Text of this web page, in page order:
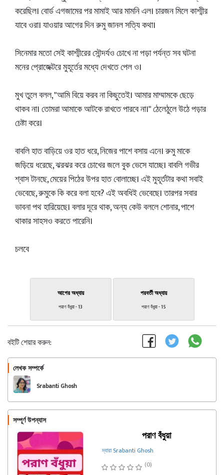
করেছিল। বোর্ড এগজামের পর মামাই আর মামনি এল। চারজন মিলে কাশ্মীর
যাবে ওরা। যাওয়ার আগের দিন রুমু জানল সত্যি কথা।
সিনেমার মতো সেই কাশ্মীরের সৌন্দর্যও চোখে না পড়া পর্যন্ত সব ঘটনা
মনের প্রোজেক্টরে মুহূর্তের মধ্যে দেখতে পেল ও।
মুখ তুলে বলল, "আমি বিয়ে করব না কিছুতেই। আমার মাম্মামকে ছেড়ে
থাকব না। তোমরা আমাকে আটকে রাখতে পারবে না।" ঠেলেঠুলে উঠে পড়ার
চেষ্টা করে।
বাবলি হাত বাড়িয়ে ওর হাত ধরে, নিজের পাশে বসায় এনে। রুমু মাকে
জড়িয়ে ধরেছে, ঝরঝর করে চোখের জলে বুক ভেসে যাচ্ছে। বাবলি গভীর
শ্বাস টানছে, মেয়ের পিঠের উপর হাত বোলাচ্ছে। এই মুহূর্তটার কথা সবাই
ভেবেছে, রুমুকে কি করে বলা হবে? এই অবধিই ভেবেছে। তারপর সবার
ভাবনা পথ হারিয়েছে। বলার দূরে থাক, অন্য কেউ বললে শোনার, পাশে
থাকার সাহসও করতে পারেনি।
চলবে
আগের অধ্যায়
পরাণ বঁধুয়া - 13
পরবর্তী অধ্যায়
পরাণ বঁধুয়া - 15
বইটি শেয়ার করুন:
লেখক সম্পর্কে
Srabanti Ghosh
সম্পূর্ণ উপন্যাস
পরাণ বঁধুয়া
দ্বারা Srabanti Ghosh
(0)